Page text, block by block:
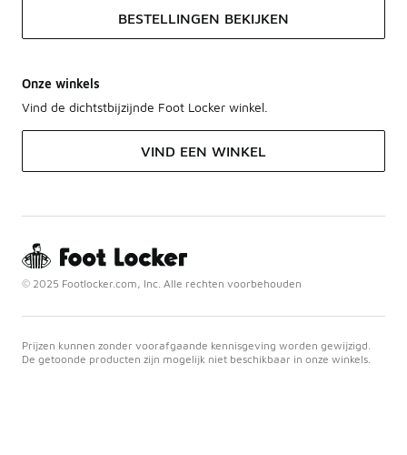
BESTELLINGEN BEKIJKEN
Onze winkels
Vind de dichtstbijzijnde Foot Locker winkel.
VIND EEN WINKEL
© 2025 Footlocker.com, Inc. Alle rechten voorbehouden
Prijzen kunnen zonder voorafgaande kennisgeving worden gewijzigd.
De getoonde producten zijn mogelijk niet beschikbaar in onze winkels.